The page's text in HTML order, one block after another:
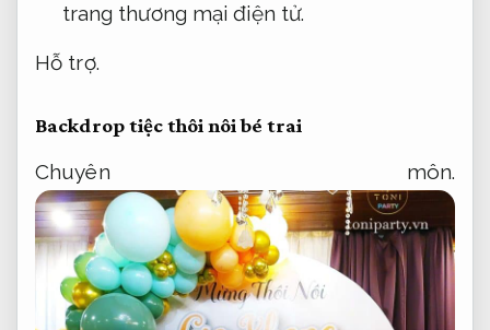
trang thương mại điện tử.
Hỗ trợ.
Backdrop tiệc thôi nôi bé trai
Chuyên môn.